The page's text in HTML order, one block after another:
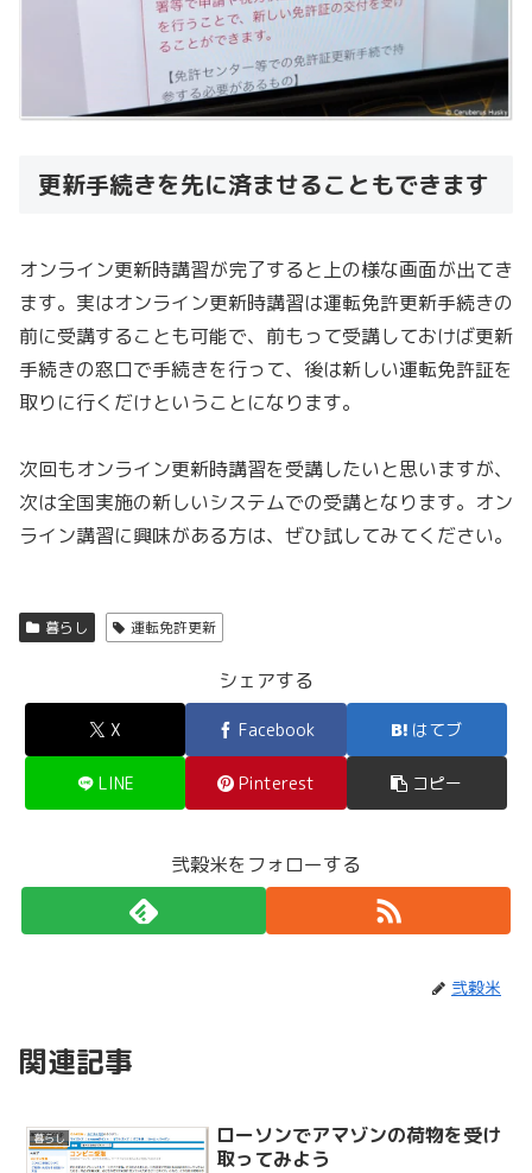
更新手続きを先に済ませることもできます
オンライン更新時講習が完了すると上の様な画面が出てき
ます。実はオンライン更新時講習は運転免許更新手続きの
前に受講することも可能で、前もって受講しておけば更新
手続きの窓口で手続きを行って、後は新しい運転免許証を
取りに行くだけということになります。
次回もオンライン更新時講習を受講したいと思いますが、
次は全国実施の新しいシステムでの受講となります。オン
ライン講習に興味がある方は、ぜひ試してみてください。
暮らし 運転免許更新
シェアする
X Facebook はてブ
LINE Pinterest コピー
弐穀米をフォローする
弐穀米
関連記事
暮らし
ローソンでアマゾンの荷物を受け
取ってみよう